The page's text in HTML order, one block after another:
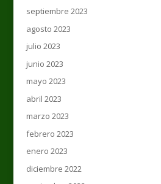
septiembre 2023
agosto 2023
julio 2023
junio 2023
mayo 2023
abril 2023
marzo 2023
febrero 2023
enero 2023
diciembre 2022